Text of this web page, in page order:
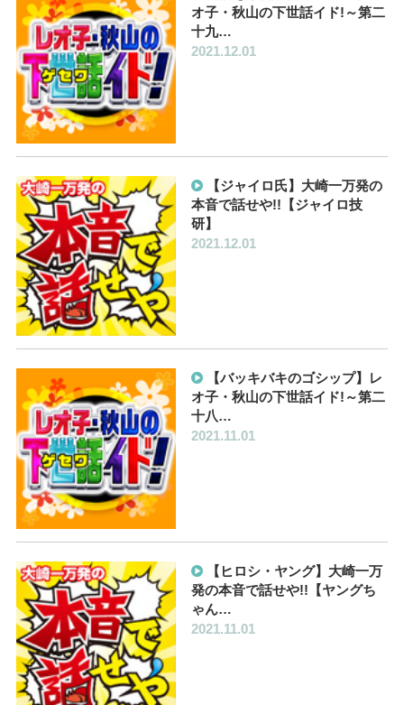
オ子・秋山の下世話イド!～第二
十九…
2021.12.01
【ジャイロ氏】大崎一万発の
本音で話せや!!【ジャイロ技
研】
2021.12.01
【バッキバキのゴシップ】レ
オ子・秋山の下世話イド!～第二
十八…
2021.11.01
【ヒロシ・ヤング】大崎一万
発の本音で話せや!!【ヤングち
ゃん…
2021.11.01